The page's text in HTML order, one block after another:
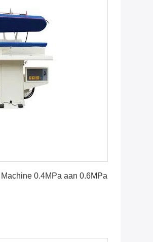
0.4MPa aan 0.6MPa